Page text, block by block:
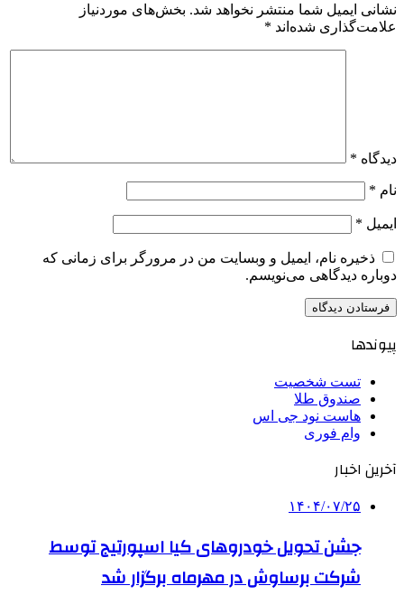
نشانی ایمیل شما منتشر نخواهد شد. بخش‌های موردنیاز
علامت‌گذاری شده‌اند *
دیدگاه *
نام *
ایمیل *
ذخیره نام، ایمیل و وبسایت من در مرورگر برای زمانی که
دوباره دیدگاهی می‌نویسم.
پیوندها
تست شخصیت
صندوق طلا
هاست نود جی اس
وام فوری
آخرین اخبار
۱۴۰۴/۰۷/۲۵
جشن تحویل خودروهای کیا اسپورتیج توسط
شرکت برساوش در مهرماه برگزار شد